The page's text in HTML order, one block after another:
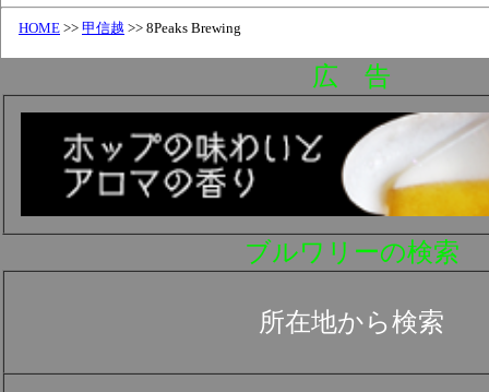
HOME >> 甲信越 >> 8Peaks Brewing